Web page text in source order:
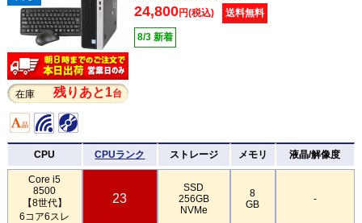
在庫 残りあと1台
24,800円(税込) 送料無料
8/3 新着
CPU CPUランク ストレージ メモリ 液晶/解像度
Core i5
8500
【8世代】
6コア6スレ
23
SSD
256GB
NVMe
8
GB
-